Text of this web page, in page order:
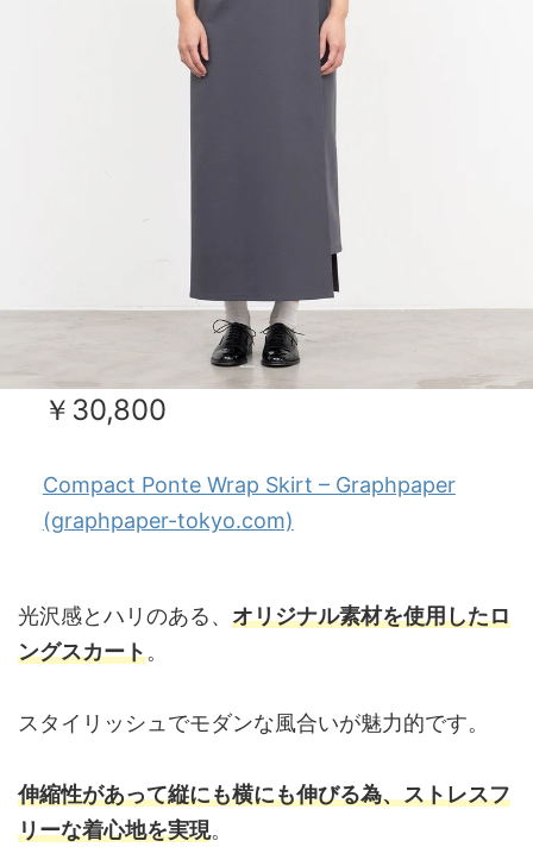
￥30,800
Compact Ponte Wrap Skirt – Graphpaper
(graphpaper-tokyo.com)
光沢感とハリのある、 オリジナル素材を使用したロ
ングスカート。
スタイリッシュでモダンな風合いが魅力的です。
伸縮性があって縦にも横にも伸びる為、ストレスフ
リーな着心地を実現。